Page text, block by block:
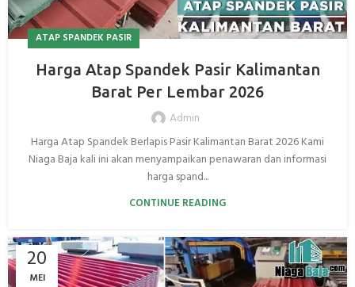
ATAP SPANDEK PASIR
Harga Atap Spandek Pasir Kalimantan
Barat Per Lembar 2026
Admin
Harga Atap Spandek Berlapis Pasir Kalimantan Barat 2026 Kami
Niaga Baja kali ini akan menyampaikan penawaran dan informasi
harga spand...
CONTINUE READING
20
MEI